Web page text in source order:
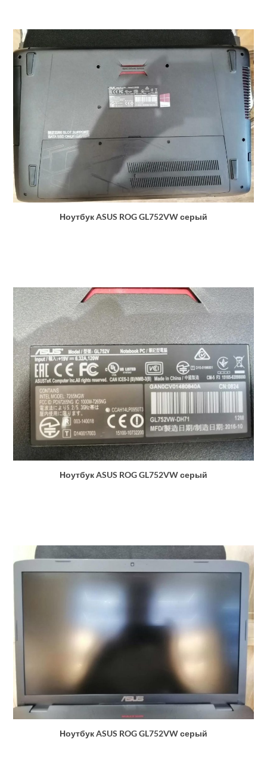
Ноутбук ASUS ROG GL752VW серый
Ноутбук ASUS ROG GL752VW серый
Ноутбук ASUS ROG GL752VW серый